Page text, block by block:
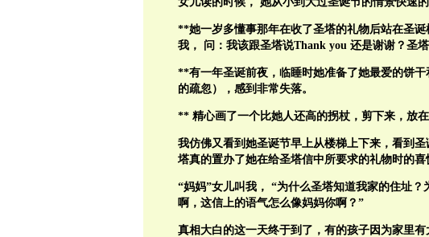
**她一岁多懂事那年在收了圣塔的礼物后站在圣诞
我，
问：我该跟圣塔说Thank you 还是谢谢？圣
**有一年圣诞前夜，临睡时她准备了她最爱的饼
的疏忽），感到非常失落。
** 精心画了一个比她人还高的拐杖，剪下来，放
我仿佛又看到她圣诞节早上从楼梯上下来，看到
塔真的置办了她在给圣塔信中所要求的礼物时的
“妈妈”女儿叫我， “为什么圣塔知道我家的住址？
啊，这信上的语气怎么像妈妈你啊？”
真相大白的这一天终于到了，有的孩子因为家里有